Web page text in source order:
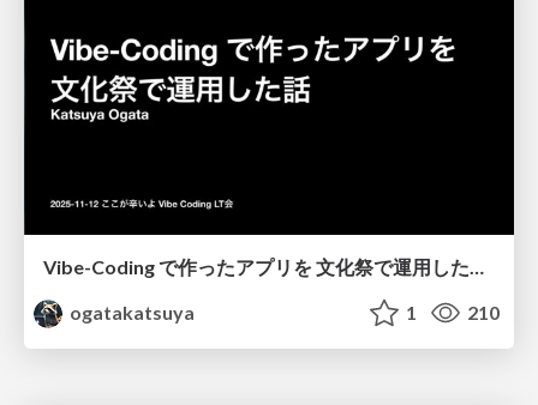
Vibe-Coding で作ったアプリを 文化祭で運用した話 / The story of running an app I built with Vibe-Coding at a school festival
ogatakatsuya
1 210